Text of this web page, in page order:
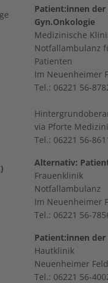
Patient:innen
Gyn.Onkologie
Medizinische
Notfallambulanz
Patienten
Im Neuenheimer
Tel.: 06221 56-
via Pforte
Tel.: 06221 56-
Alternativ:
Frauenklinik
Notfallambulanz
Im Neuenheimer
Tel.: 06221 56-
Patient:innen
Hautklinik
Neuenheimer
Tel.: 06221 56-